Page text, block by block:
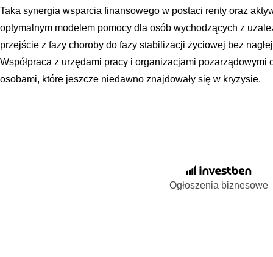
Taka synergia wsparcia finansowego w postaci renty oraz
optymalnym modelem pomocy dla osób wychodzących z
przejście z fazy choroby do fazy stabilizacji życiowej bez
Współpraca z urzędami pracy i organizacjami pozarządowymi
osobami, które jeszcze niedawno znajdowały się w kryzysie.
Ogłoszenia biznesowe